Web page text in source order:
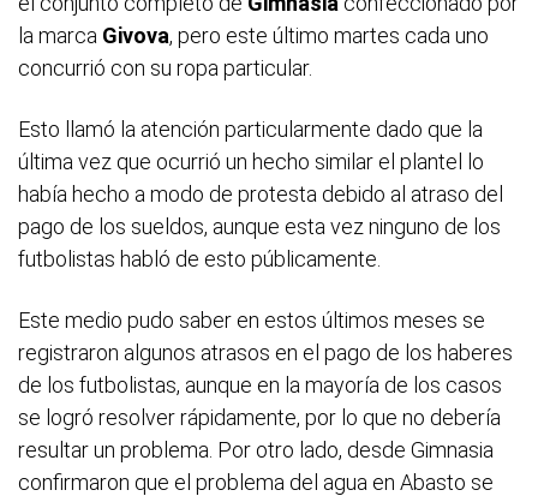
la marca Givova, pero este último martes cada uno
concurrió con su ropa particular.
Esto llamó la atención particularmente dado que la
última vez que ocurrió un hecho similar el plantel lo
había hecho a modo de protesta debido al atraso del
pago de los sueldos, aunque esta vez ninguno de los
futbolistas habló de esto públicamente.
Este medio pudo saber en estos últimos meses se
registraron algunos atrasos en el pago de los haberes
de los futbolistas, aunque en la mayoría de los casos
se logró resolver rápidamente, por lo que no debería
resultar un problema. Por otro lado, desde Gimnasia
confirmaron que el problema del agua en Abasto se